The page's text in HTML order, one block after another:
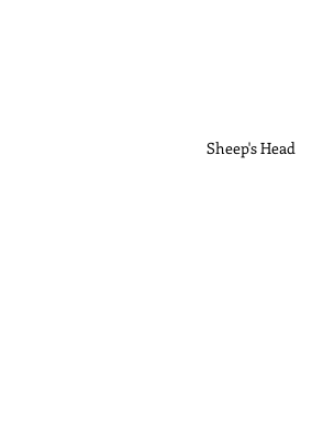
Sheep's Head